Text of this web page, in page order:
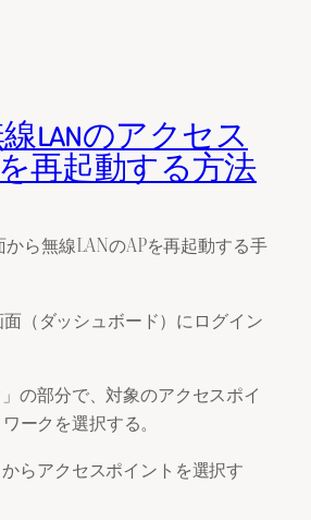
線LANのアクセス
再起動する方法
ら無線LANのAPを再起動する手
（ダッシュボード）にログイン
の部分で、対象のアクセスポイ
ークを選択する。
らアクセスポイントを選択す